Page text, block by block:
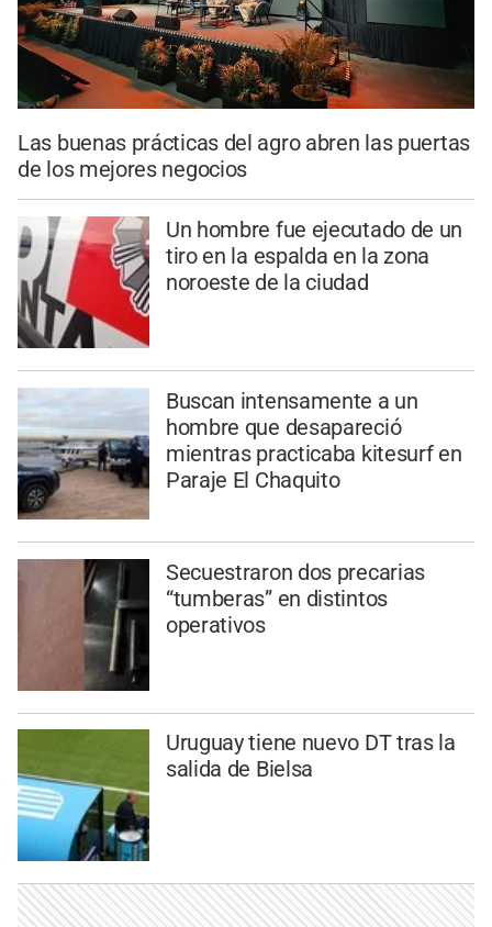
Las buenas prácticas del agro abren las puertas
de los mejores negocios
Un hombre fue ejecutado de un
tiro en la espalda en la zona
noroeste de la ciudad
Buscan intensamente a un
hombre que desapareció
mientras practicaba kitesurf en
Paraje El Chaquito
Secuestraron dos precarias
“tumberas” en distintos
operativos
Uruguay tiene nuevo DT tras la
salida de Bielsa